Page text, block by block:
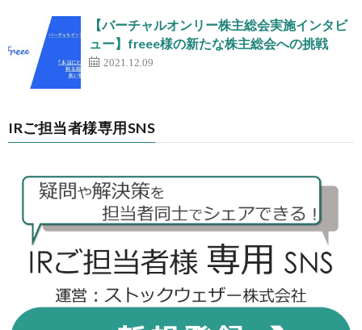
【バーチャルオンリー株主総会実施インタビ
ュー】freee様の新たな株主総会への挑戦
2021.12.09
IRご担当者様専用SNS